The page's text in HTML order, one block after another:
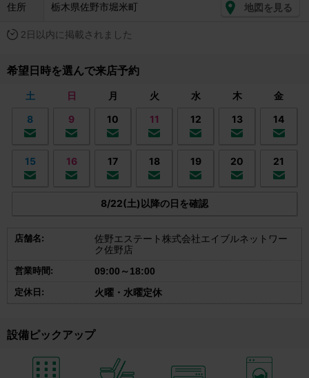
住所 栃木県佐野市堀米町 地図を見る
2日以内に掲載されました
希望日時を選んで来店予約
土 日 月 火 水 木
金
8
9 10 11 12 13 14
15 16 17 18 19 20 21
8/22(土)以降の日を確認
店舗名:
佐野エステート株式会社エイブルネットワー
ク佐野店
営業時間: 09:00～18:00
定休日: 火曜・水曜定休
設備ピックアップ